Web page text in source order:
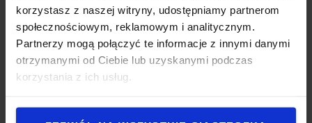
korzystasz z naszej witryny, udostępniamy partnerom
społecznościowym, reklamowym i analitycznym.
Partnerzy mogą połączyć te informacje z innymi danymi
otrzymanymi od Ciebie lub uzyskanymi podczas
korzystania z ich usług.
I_Site - monitorowanie uderzeń wózków
widłowych [VIDEO]
Zobacz jak możesz kontrolować ilość uderzeń w